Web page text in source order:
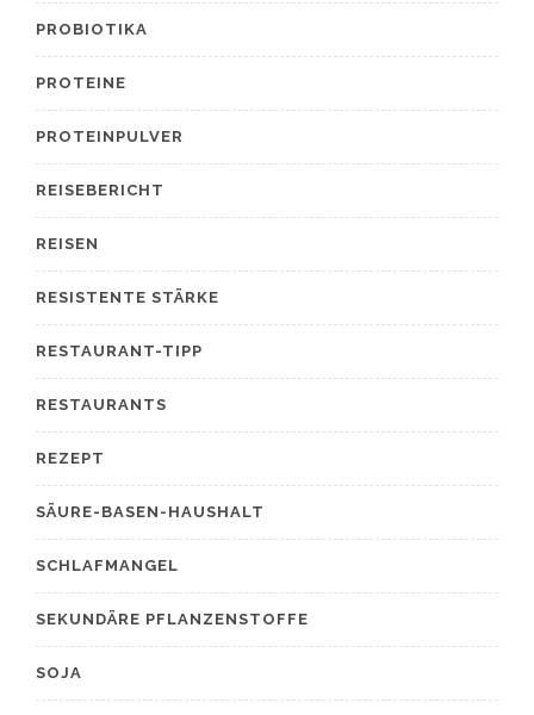
PROBIOTIKA
PROTEINE
PROTEINPULVER
REISEBERICHT
REISEN
RESISTENTE STÄRKE
RESTAURANT-TIPP
RESTAURANTS
REZEPT
SÄURE-BASEN-HAUSHALT
SCHLAFMANGEL
SEKUNDÄRE PFLANZENSTOFFE
SOJA